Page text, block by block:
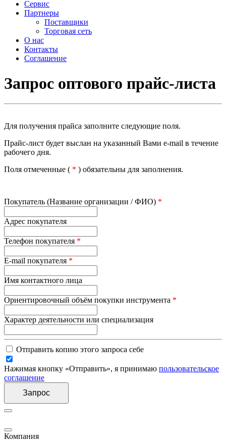
Сервис
Партнеры
Поставщики
Торговая сеть
О нас
Контакты
Соглашение
Запрос оптового прайс-листа
Для получения прайса заполните следующие поля.
Прайс-лист будет выслан на указанный Вами e-mail в течение
рабочего дня.
Поля отмеченные ( * ) обязательны для заполнения.
Покупатель (Название организации / ФИО) *
Адрес покупателя
Телефон покупателя *
E-mail покупателя *
Имя контактного лица
Ориентировочный объём покупки инструмента *
Характер деятельности или специализация
Отправить копию этого запроса себе
Нажимая кнопку «Отправить», я принимаю пользовательское
соглашение
Запрос
Компания